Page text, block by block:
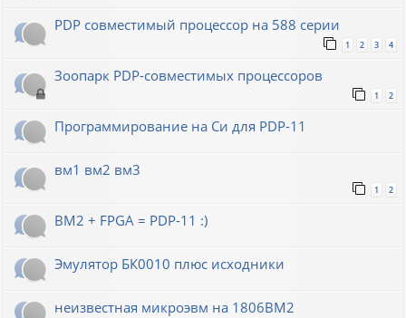
PDP совместимый процессор на 588 серии
1 2 3 4
Зоопарк PDP-совместимых процессоров
1 2
Программирование на Си для PDP-11
вм1 вм2 вм3
1 2
ВМ2 + FPGA = PDP-11 :)
Эмулятор БК0010 плюс исходники
неизвестная микроэвм на 1806ВМ2